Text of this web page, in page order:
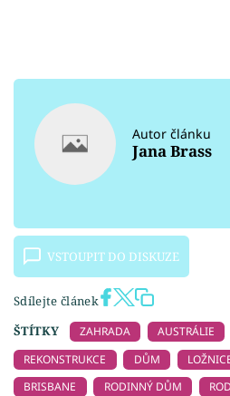
Autor článku
Jana Brass
VSTOUPIT DO DISKUZE
Sdílejte článek
ŠTÍTKY
ZAHRADA AUSTRÁLIE
REKONSTRUKCE
DŮM
BRISBANE
RODINNÝ DŮM